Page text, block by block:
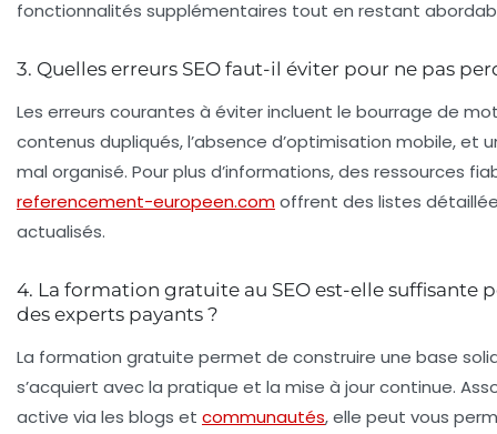
fonctionnalités supplémentaires tout en restant
3. Quelles erreurs SEO faut-il éviter pour ne pas
Les erreurs courantes à éviter incluent le bourrage de
contenus dupliqués, l’absence d’optimisation mobile, et
mal organisé. Pour plus d’informations, des ressources
referencement-europeen.comoffrent des listes
actualisés.
4. La formation gratuite au SEO est-elle suffisante
des experts payants ?
La formation gratuite permet de construire une base
s’acquiert avec la pratique et la mise à jour continue.
active via les blogs et communautés, elle peut vous